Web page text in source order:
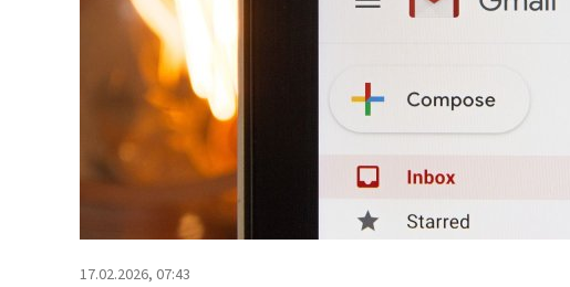
17.02.2026, 07:43